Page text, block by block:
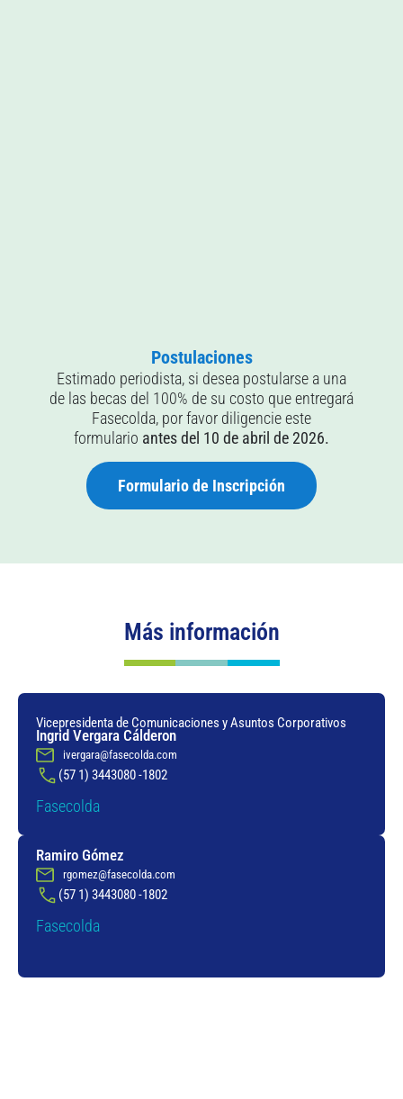
Postulaciones
Estimado periodista, si desea postularse a una
de las becas del 100% de su costo que entregará
Fasecolda, por favor diligencie este
formulario antes del 10 de abril de 2026.
Formulario de Inscripción
Más información
Vicepresidenta de Comunicaciones y Asuntos Corporativos
Ingrid Vergara Cálderon
ivergara@fasecolda.com
(57 1) 3443080 -1802
Fasecolda
Ramiro Gómez
rgomez@fasecolda.com
(57 1) 3443080 -1802
Fasecolda